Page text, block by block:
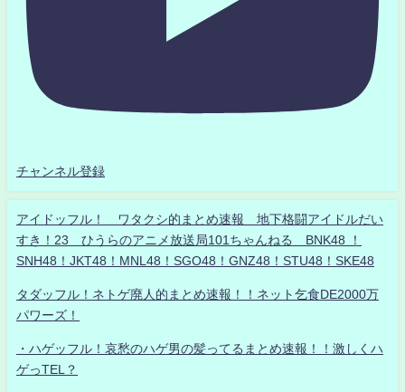
チャンネル登録
アイドッフル！ ワタクシ的まとめ速報 地下格闘アイドルだい
すき！23 ひうらのアニメ放送局101ちゃんねる BNK48 ！
SNH48！JKT48！MNL48！SGO48！GNZ48！STU48！SKE48
タダッフル！ネトゲ廃人的まとめ速報！！ネット乞食DE2000万
パワーズ！
・ハゲッフル！哀愁のハゲ男の髪ってるまとめ速報！！激しくハ
ゲっTEL？